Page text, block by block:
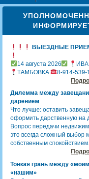
ВЫЕЗДНЫЕ
14 августа 2026
ТАМБОВКА
8-914-539-
Дилемма между
дарением
Что лучше: оставить
оформить дарственную на
Вопрос передачи
это всегда сложный выбор
собственным
Тонкая грань между
«нашим»